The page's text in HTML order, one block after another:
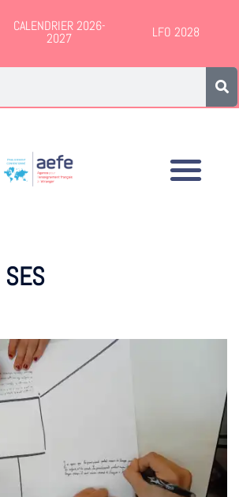
CALENDRIER 2026-
2027 LFO 2028
SES